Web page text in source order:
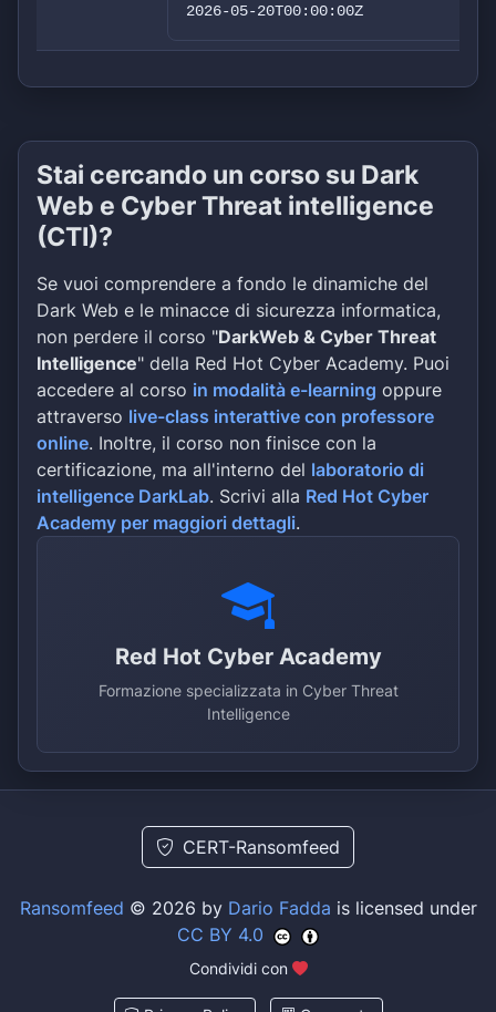
2026-05-20T00:00:00Z
Stai cercando un corso su Dark
Web e Cyber Threat intelligence
(CTI)?
Se vuoi comprendere a fondo le dinamiche del
Dark Web e le minacce di sicurezza informatica,
non perdere il corso "DarkWeb & Cyber Threat
Intelligence" della Red Hot Cyber Academy. Puoi
accedere al corso in modalità e-learning oppure
attraverso live-class interattive con professore
online. Inoltre, il corso non finisce con la
certificazione, ma all'interno del laboratorio di
intelligence DarkLab. Scrivi alla Red Hot Cyber
Academy per maggiori dettagli.
Red Hot Cyber Academy
Formazione specializzata in Cyber Threat
Intelligence
CERT-Ransomfeed
Ransomfeed © 2026 by Dario Fadda is licensed under
CC BY 4.0
Condividi con